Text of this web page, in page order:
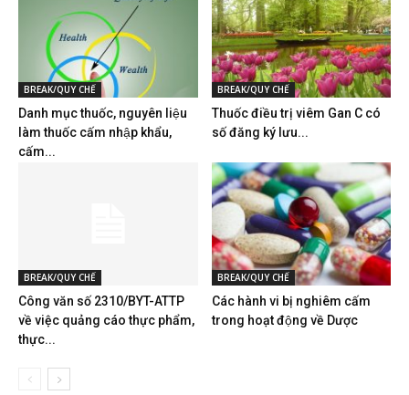
BREAK/QUY CHẾ
Danh mục thuốc, nguyên liệu
làm thuốc cấm nhập khẩu,
cấm...
BREAK/QUY CHẾ
Thuốc điều trị viêm Gan C có
số đăng ký lưu...
BREAK/QUY CHẾ
Công văn số 2310/BYT-ATTP
về việc quảng cáo thực phẩm,
thực...
BREAK/QUY CHẾ
Các hành vi bị nghiêm cấm
trong hoạt động về Dược